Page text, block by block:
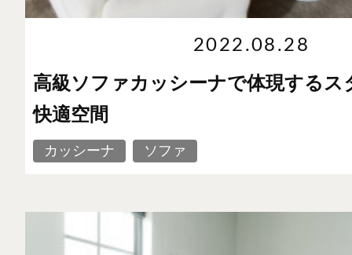
2022.08.28
高級ソファカッシーナで体現するス
快適空間
カッシーナ ソファ